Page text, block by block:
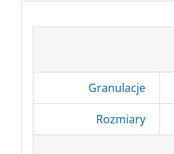
Granulacje
Rozmiary